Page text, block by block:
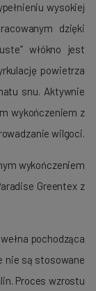
wysokiej
dzięki
włókno jest
powietrza
snu. Aktywnie
wykończeniem z
wilgoci.
wykończeniem
Greentex z
pochodząca
nie są stosowane
Proces wzrostu